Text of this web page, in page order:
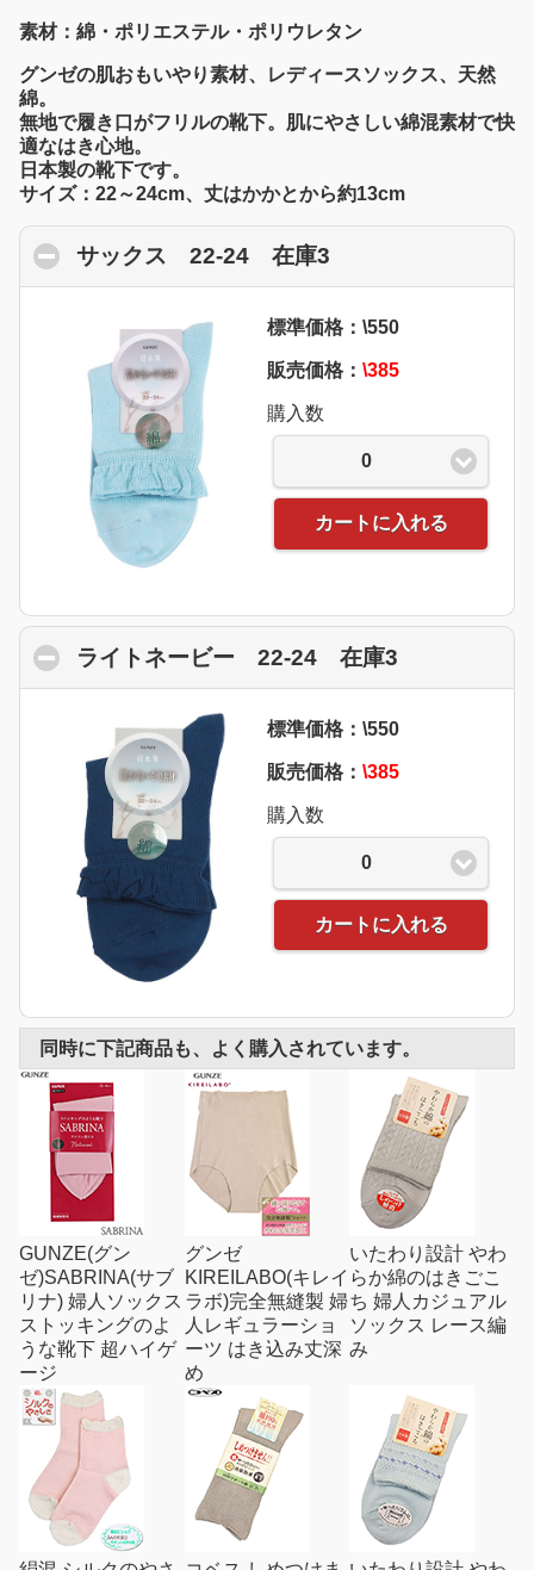
素材：綿・ポリエステル・ポリウレタン
グンゼの肌おもいやり素材、レディースソックス、天然
綿。
無地で履き口がフリルの靴下。肌にやさしい綿混素材で快
適なはき心地。
日本製の靴下です。
サイズ：22～24cm、丈はかかとから約13cm
サックス 22-24 在庫3
標準価格：\550
販売価格： \385
購入数
0
カートに入れる
ライトネービー 22-24 在庫3
標準価格：\550
販売価格： \385
購入数
0
カートに入れる
同時に下記商品も、よく購入されています。
GUNZE(グン
ゼ)SABRINA(サブ
リナ) 婦人ソックス
ストッキングのよ
うな靴下 超ハイゲ
ージ
グンゼ
KIREILABO(キレイ
ラボ)完全無縫製 婦
人レギュラーショ
ーツ はき込み丈深
め
いたわり設計 やわ
らか綿のはきごこ
ち 婦人カジュアル
ソックス レース編
み